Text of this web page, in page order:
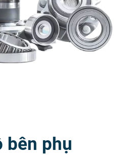
bên phụ